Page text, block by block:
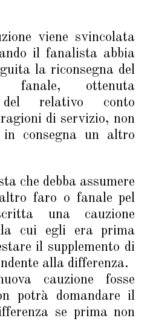
viene svincolata
il fanalista abbia
la riconsegna del
ottenuta
del relativo conto
di servizio, non
in consegna un altro
che debba assumere
faro o fanale pel
una cauzione
cui egli era prima
il supplemento di
alla differenza.
cauzione fosse
potrà domandare il
se prima non